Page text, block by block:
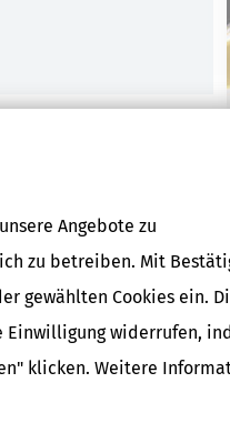
Angebote zu
zu betreiben. Mit
gewählten Cookies ein.
Einwilligung widerrufen,
klicken. Weitere